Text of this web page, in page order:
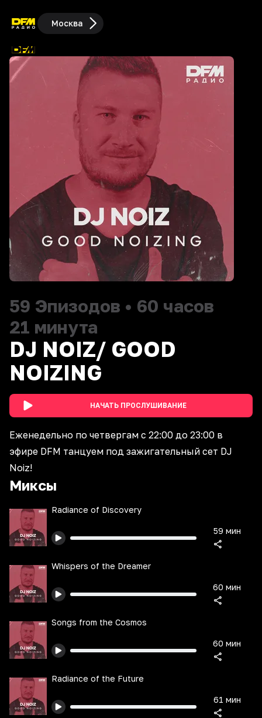
Москва
59 Эпизодов • 60 часов
21 минута
DJ NOIZ/ GOOD
NOIZING
НАЧАТЬ ПРОСЛУШИВАНИЕ
Еженедельно по четвергам с 22:00 до 23:00 в
эфире DFM танцуем под зажигательный сет DJ
Noiz!
Миксы
Radiance of Discovery
59 мин
Whispers of the Dreamer
60 мин
Songs from the Cosmos
60 мин
Radiance of the Future
61 мин